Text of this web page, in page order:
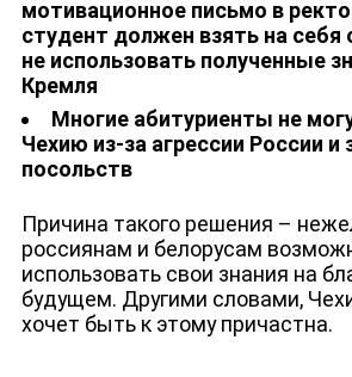
мотивационное письмо в
студент должен взять на себя
не использовать полученные
Кремля
Многие абитуриенты не
Чехию из-за агрессии России
посольств
Причина такого решения –
россиянам и белорусам
использовать свои знания на
будущем. Другими словами,
хочет быть к этому причастна.